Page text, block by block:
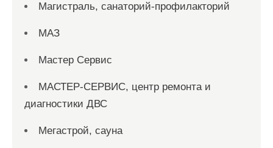
Магистраль, санаторий-профилакторий
МАЗ
Мастер Сервис
МАСТЕР-СЕРВИС, центр ремонта и
диагностики ДВС
Мегастрой, сауна